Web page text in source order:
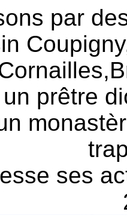
par
prêtre
ses